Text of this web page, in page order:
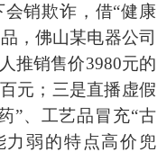
销欺诈，借“健康
，佛山某电器公司
推销售价3980元的
元；三是直播虚假
”、工艺品冒充“古
力弱的特点高价兜